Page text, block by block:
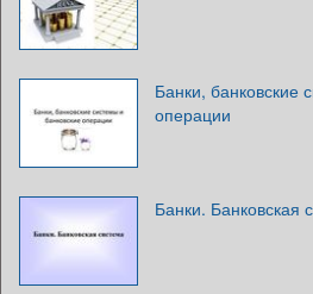
Банки, банковские
операции
Банки. Банковская